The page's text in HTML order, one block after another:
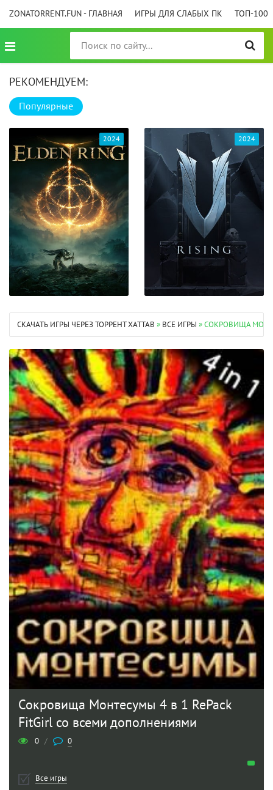
ZONATORRENT.FUN - ГЛАВНАЯ ИГРЫ ДЛЯ СЛАБЫХ ПК ТОП-100
РЕКОМЕНДУЕМ:
Популярные
2024 2024
СКАЧАТЬ ИГРЫ ЧЕРЕЗ ТОРРЕНТ XATTAB » ВСЕ ИГРЫ » СОКРОВИЩА
Сокровища Монтесумы 4 в 1 RePack
FitGirl со всеми дополнениями
0 / 0
Все игры